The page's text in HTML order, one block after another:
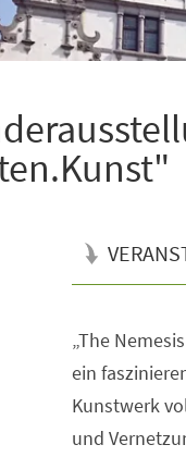
„The
ein
Kunstwerk
und